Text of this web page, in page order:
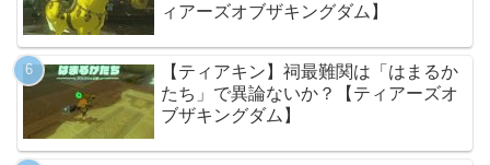
ィアーズオブザキングダム】
【ティアキン】祠最難関は「はまるか
たち」で異論ないか？【ティアーズオ
ブザキングダム】